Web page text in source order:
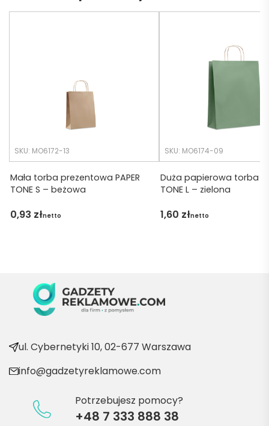
zakład
zamó
wiłam
) ale
wszys
tko się
Dzięku
ję za
obsłu
pani
kty
SKU: MO6172-13
Mała torba prezentowa PAPER
TONE S – beżowa
0,93 złnetto
SKU: MO6174-09
Duża papierowa torba
TONE L – zielona
1,60 złnetto
ul. Cybernetyki 10, 02-677 Warszawa
info@gadzetyreklamowe.com
Potrzebujesz pomocy?
+48 7 333 888 38